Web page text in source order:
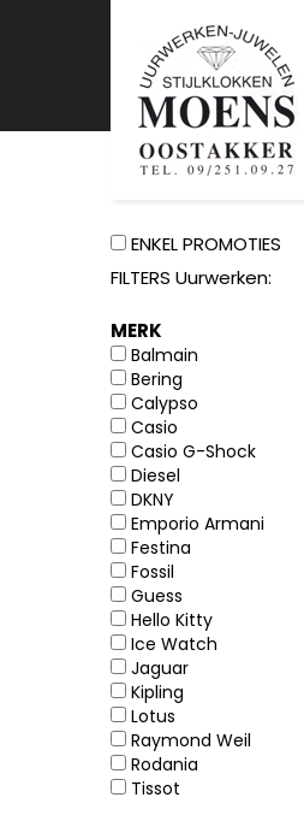
ENKEL PROMOTIES
FILTERS Uurwerken:
MERK
Balmain
Bering
Calypso
Casio
Casio G-Shock
Diesel
DKNY
Emporio Armani
Festina
Fossil
Guess
Hello Kitty
Ice Watch
Jaguar
Kipling
Lotus
Raymond Weil
Rodania
Tissot